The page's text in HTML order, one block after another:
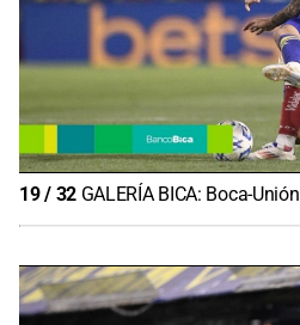
19/ 32 GALERÍA BICA: Boca-Unión